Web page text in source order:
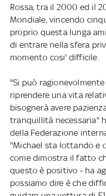
Rossa, tra il 2000 ed il
Mondiale, vincendo
proprio questa lunga
di entrare nella sfera
momento cosi' difficile.
"Si può
riprendere una vita
bisognerà avere
tranquillità necessaria"
della Federazione
"Michael sta lottando e
come dimostra il fatto
questo è positivo - ha
possiamo dire è che